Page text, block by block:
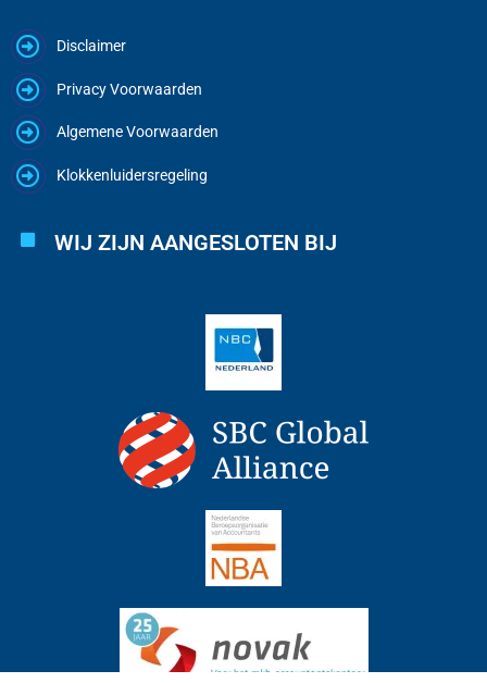
Disclaimer
Privacy Voorwaarden
Algemene Voorwaarden
Klokkenluidersregeling
WIJ ZIJN AANGESLOTEN BIJ